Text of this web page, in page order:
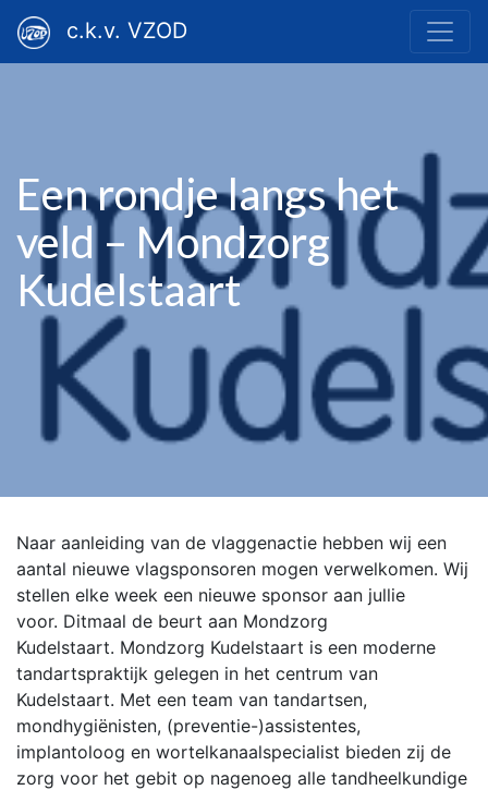
c.k.v. VZOD
Een rondje langs het
veld – Mondzorg
Kudelstaart
Naar aanleiding van de vlaggenactie hebben wij een
aantal nieuwe vlagsponsoren mogen verwelkomen. Wij
stellen elke week een nieuwe sponsor aan jullie
voor. Ditmaal de beurt aan Mondzorg
Kudelstaart. Mondzorg Kudelstaart is een moderne
tandartspraktijk gelegen in het centrum van
Kudelstaart. Met een team van tandartsen,
mondhygiënisten, (preventie-)assistentes,
implantoloog en wortelkanaalspecialist bieden zij de
zorg voor het gebit op nagenoeg alle tandheelkundige